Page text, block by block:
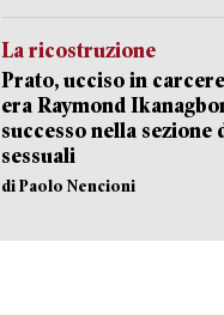
La ricostruzione
Prato, ucciso in
era Raymond
successo nella sezione
sessuali
di Paolo Nencioni